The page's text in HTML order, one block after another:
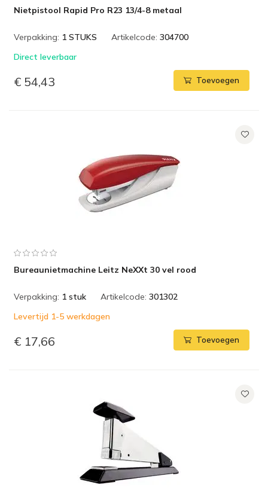
Nietpistool Rapid Pro R23 13/4-8 metaal
Verpakking: 1 STUKS Artikelcode: 304700
Direct leverbaar
€ 54,43 Toevoegen
Bureaunietmachine Leitz NeXXt 30 vel rood
Verpakking: 1 stuk Artikelcode: 301302
Levertijd 1-5 werkdagen
€ 17,66 Toevoegen